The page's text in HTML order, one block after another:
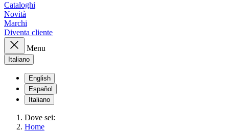
Cataloghi
Novità
Marchi
Diventa cliente
Menu
Italiano
English
Español
Italiano
Dove sei:
Home